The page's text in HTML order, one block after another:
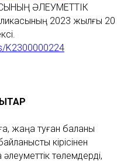
ӘЛЕУМЕТТІК
2023 жылғы 20
K2300000224
жаңа туған баланы
кірісінен
төлемдерді,